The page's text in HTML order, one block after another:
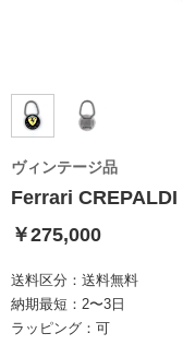
ヴィンテージ品
Ferrari CREPALDI
￥275,000
送料区分： 送料無料
納期最短： 2〜3日
ラッピング： 可